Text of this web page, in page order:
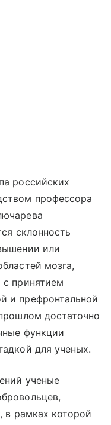
российских
профессора
склонность
или
мозга,
с принятием
и префронтальной
достаточно
функции
для ученых.
ученые
в рамках которой